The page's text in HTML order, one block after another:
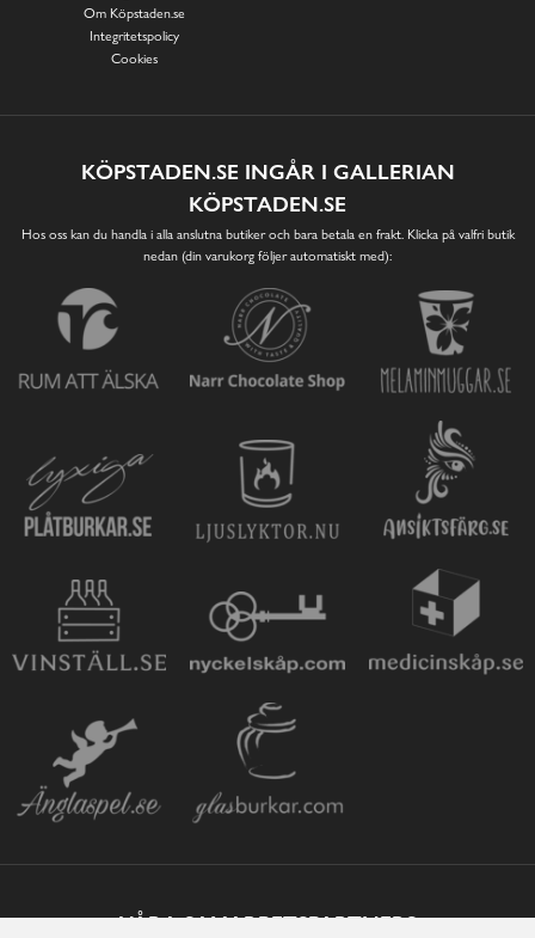
Om Köpstaden.se
Integritetspolicy
Cookies
KÖPSTADEN.SE INGÅR I GALLERIAN
KÖPSTADEN.SE
Hos oss kan du handla i alla anslutna butiker och bara betala en frakt. Klicka på valfri butik
nedan (din varukorg följer automatiskt med):
VÅRA SAMARBETSPARTNERS